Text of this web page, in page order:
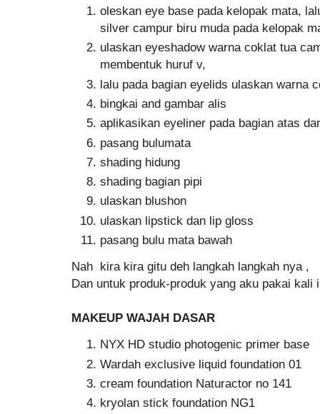
oleskan eye base pada kelopak mata,
silver campur biru muda pada kelopak
ulaskan eyeshadow warna coklat tua
membentuk huruf v,
lalu pada bagian eyelids ulaskan warna
bingkai and gambar alis
aplikasikan eyeliner pada bagian atas
pasang bulumata
shading hidung
shading bagian pipi
ulaskan blushon
ulaskan lipstick dan lip gloss
pasang bulu mata bawah
Nah kira kira gitu deh langkah langkah nya ,
Dan untuk produk-produk yang aku pakai kali
MAKEUP WAJAH DASAR
NYX HD studio photogenic primer base
Wardah exclusive liquid foundation 01
cream foundation Naturactor no 141
kryolan stick foundation NG1